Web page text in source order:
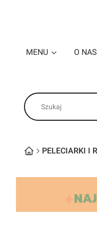
MENU O NAS
PELECIARKI I